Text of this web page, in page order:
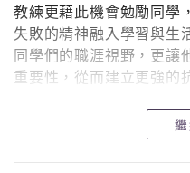
教練更藉此機會勉勵同學
失敗的精神融入學習與生
同學們的職涯視野，更讓
重要性，從而建立更強的
是次體驗活動學員名單如
2A 鄭仲熙 2B 徐